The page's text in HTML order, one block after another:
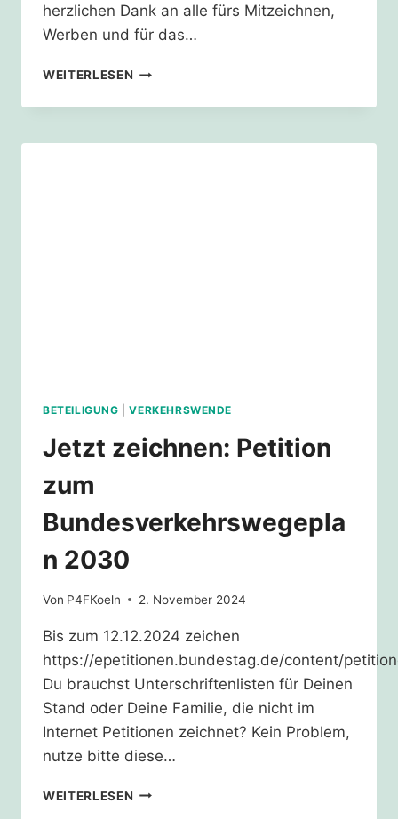
herzlichen Dank an alle fürs Mitzeichnen,
Werben und für das…
WEITERLESEN PETITION
BUNDESVERKEHRSWEGEPLAN
–
BETEILIGUNG |VERKEHRSWENDE
Jetzt zeichnen: Petition
zum
Bundesverkehrswegepla
n 2030
Von P4FKoeln 2. November 2024
Bis zum 12.12.2024 zeichen
https://epetitionen.bundestag.de/content/
Du brauchst Unterschriftenlisten für Deinen
Stand oder Deine Familie, die nicht im
Internet Petitionen zeichnet? Kein Problem,
nutze bitte diese…
WEITERLESEN JETZT